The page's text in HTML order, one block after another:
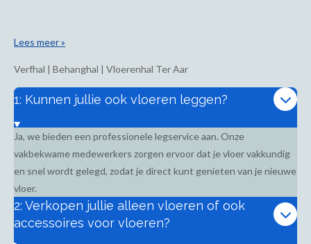
Lees meer »
Verfhal | Behanghal | Vloerenhal Ter Aar
1: Kunnen jullie ook vloeren leggen?
Ja, we bieden een professionele legservice aan. Onze
vakbekwame medewerkers zorgen ervoor dat je vloer vakkundig
en snel wordt gelegd, zodat je direct kunt genieten van je nieuwe
vloer.
2: Verkopen jullie alleen vloeren of ook
accessoires voor vloeren?